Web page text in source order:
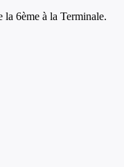
6ème à la Terminale.